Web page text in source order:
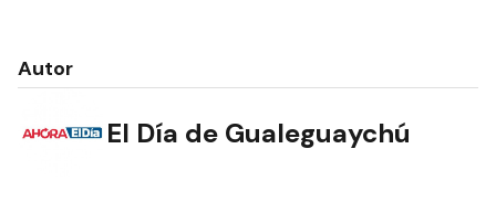
Autor
El Día de Gualeguaychú